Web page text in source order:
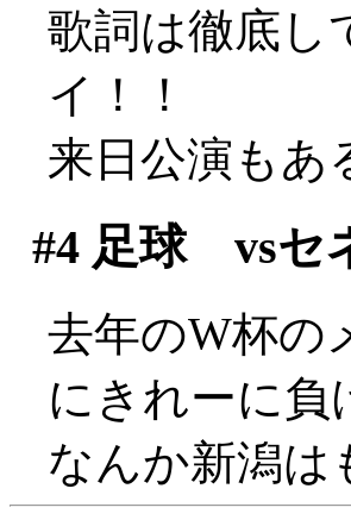
歌詞は徹底し
イ！！
来日公演もあ
#4足球 vsセ
去年のW杯の
にきれーに負
なんか新潟